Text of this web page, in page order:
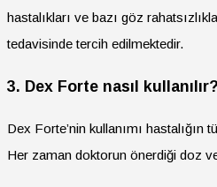
hastalıkları ve bazı göz
tedavisinde tercih edilmektedir.
3. Dex Forte nasıl kullanılır?
Dex Forte’nin kullanımı hastalığın
Her zaman doktorun önerdiği doz